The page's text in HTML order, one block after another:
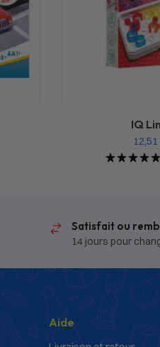
IQ
12,51
Satisfait ou
14 jours pour
Aide